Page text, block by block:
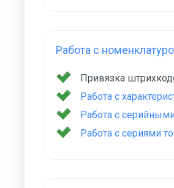
Работа с
Привязка
Работа с
Работа с
Работа с сериями